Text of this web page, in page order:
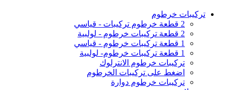
تركيبات خرطوم
2 قطعة خرطوم تركيبات - قياسي
2 قطعة تركيبات خرطوم - لولبية
1 قطعة تركيبات خرطوم - قياسي
1 قطعة تركيبات خرطوم- لولبية
تركيبات خرطوم الانترلوك
اضغط على تركيبات الخرطوم
تركيبات خرطوم دوارة